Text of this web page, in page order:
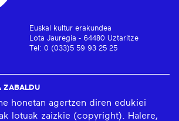
Euskal kultur erakundea
Lota Jauregia - 64480 Uztaritze
Tel: 0 (033)5 59 93 25 25
ZABALDU
honetan agertzen diren edukiei
lotuak zaizkie (copyright). Halere,